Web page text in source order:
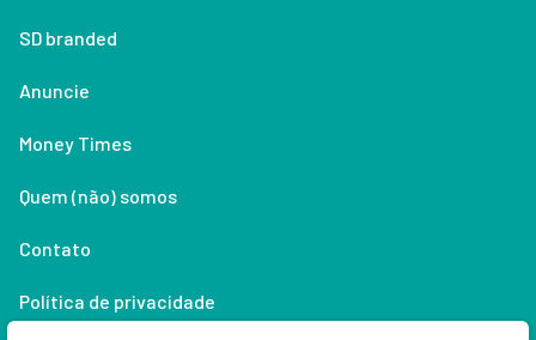
SD branded
Anuncie
Money Times
Quem (não) somos
Contato
Política de privacidade